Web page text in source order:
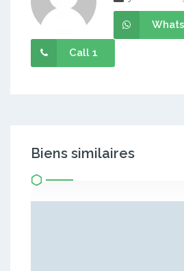
Call 1
Biens similaires